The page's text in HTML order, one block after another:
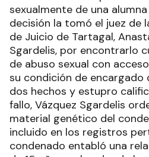
sexualmente de una alumna
decisión la tomó el juez de
de Juicio de Tartagal,
Sgardelis, por encontrarlo
de abuso sexual con
su condición de encargado
dos hechos y estupro
fallo, Vázquez Sgardelis
material genético del
incluido en los registros
condenado entabló una